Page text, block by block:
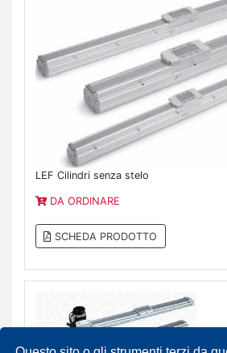
LEF Cilindri senza stelo
DA ORDINARE
SCHEDA PRODOTTO